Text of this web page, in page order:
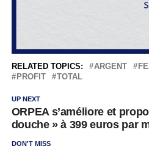
RELATED TOPICS: ARGENT
PROFIT
TOTAL
UP NEXT
ORPEA s’améliore et
douche » à 399 euros par
DON'T MISS